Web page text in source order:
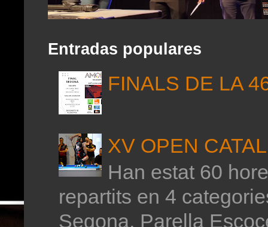
Entradas populares
FINALS DE LA
XV OPEN
Han estat 60
repartits en 4
Segona, Parella